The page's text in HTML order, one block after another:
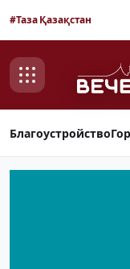
#Таза Қазақстан
Благоустройство